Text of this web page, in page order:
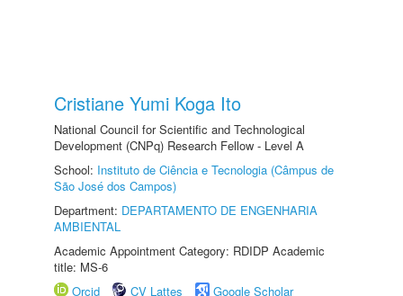
Cristiane Yumi Koga Ito
National Council for Scientific and Technological
Development (CNPq) Research Fellow - Level A
School: Instituto de Ciência e Tecnologia (Câmpus de
São José dos Campos)
Department: DEPARTAMENTO DE ENGENHARIA
AMBIENTAL
Academic Appointment Category: RDIDP Academic
title: MS-6
Orcid
CV Lattes
Google Scholar